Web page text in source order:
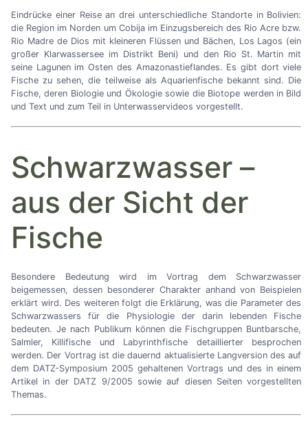
Eindrücke einer Reise an drei unterschiedliche Standorte in Bolivien:
die Region im Norden um Cobija im Einzugsbereich des Rio Acre bzw.
Rio Madre de Dios mit kleineren Flüssen und Bächen, Los Lagos (ein
großer Klarwassersee im Distrikt Beni) und den Rio St. Martin mit
seine Lagunen im Osten des Amazonastieflandes. Es gibt dort viele
Fische zu sehen, die teilweise als Aquarienfische bekannt sind. Die
Fische, deren Biologie und Ökologie sowie die Biotope werden in Bild
und Text und zum Teil in Unterwasservideos vorgestellt.
Schwarzwasser –
aus der Sicht der
Fische
Besondere Bedeutung wird im Vortrag dem Schwarzwasser
beigemessen, dessen besonderer Charakter anhand von Beispielen
erklärt wird. Des weiteren folgt die Erklärung, was die Parameter des
Schwarzwassers für die Physiologie der darin lebenden Fische
bedeuten. Je nach Publikum können die Fischgruppen Buntbarsche,
Salmler, Killifische und Labyrinthfische detaillierter besprochen
werden. Der Vortrag ist die dauernd aktualisierte Langversion des auf
dem DATZ-Symposium 2005 gehaltenen Vortrags und des in einem
Artikel in der DATZ 9/2005 sowie auf diesen Seiten vorgestellten
Themas.